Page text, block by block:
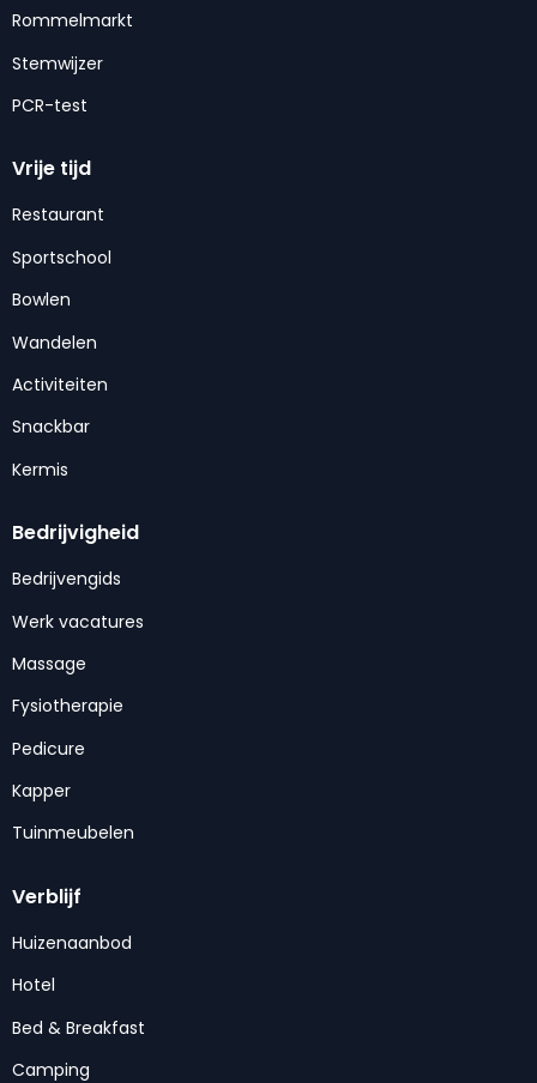
Rommelmarkt
Stemwijzer
PCR-test
Vrije tijd
Restaurant
Sportschool
Bowlen
Wandelen
Activiteiten
Snackbar
Kermis
Bedrijvigheid
Bedrijvengids
Werk vacatures
Massage
Fysiotherapie
Pedicure
Kapper
Tuinmeubelen
Verblijf
Huizenaanbod
Hotel
Bed & Breakfast
Camping